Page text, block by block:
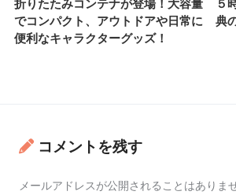
折りたたみコンテナが登場！大容量
でコンパクト、アウトドアや日常に
便利なキャラクターグッズ！
５
典
コメントを残す
メールアドレスが公開されることはありませ